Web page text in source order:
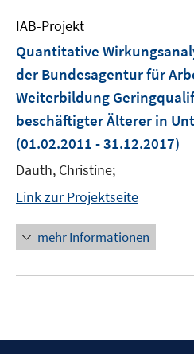
IAB-Projekt
Quantitative
der Bundesagentur für
Weiterbildung
beschäftigter Älterer in
(01.02.2011 - 31.12.2017)
Dauth, Christine;
Link zur Projektseite
mehr Informationen